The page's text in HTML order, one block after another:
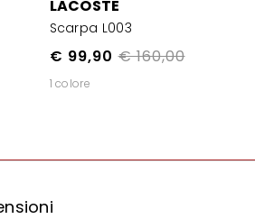
LACOSTE
Scarpa L003
€ 160,00
€ 99,90
1 colore